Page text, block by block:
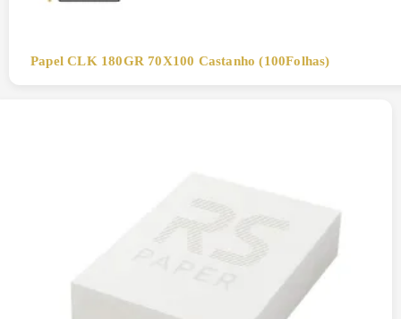
Papel CLK 180GR 70X100 Castanho (100Folhas)